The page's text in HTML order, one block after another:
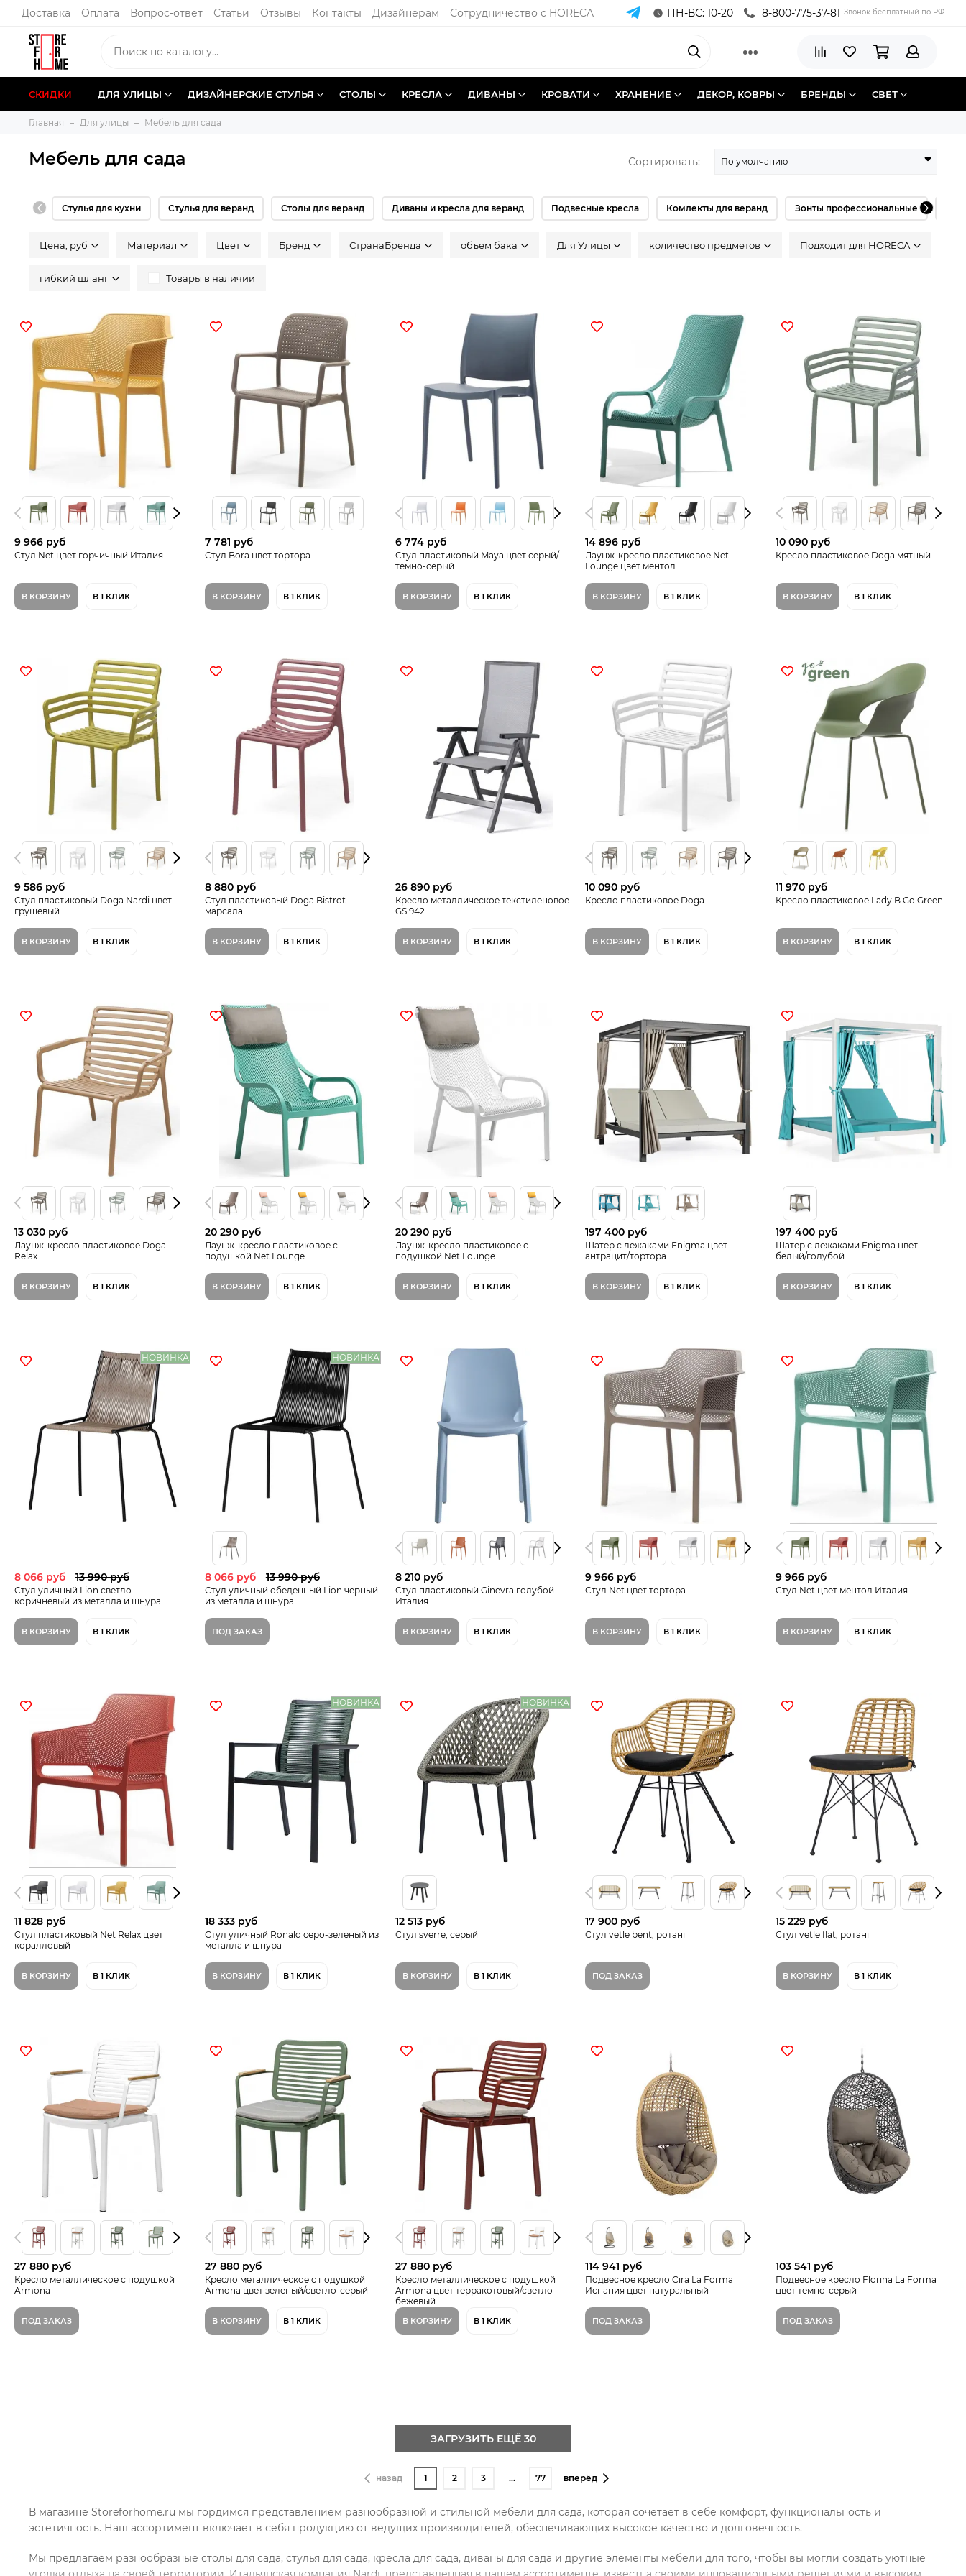
Доставка Оплата Вопрос-ответ Статьи Отзывы Контакты Дизайнерам Сотрудничество с HORECA ПН-ВС: 10-20 8-800-775-37-81 Звонок бесплатный по РФ
СКИДКИ ДЛЯ УЛИЦЫ ДИЗАЙНЕРСКИЕ СТУЛЬЯ СТОЛЫ КРЕСЛА ДИВАНЫ КРОВАТИ ХРАНЕНИЕ ДЕКОР, КОВРЫ БРЕНДЫ СВЕТ
Главная Для улицы Мебель для сада
Мебель для сада Сортировать:
Стулья для кухни Стулья для веранд Столы для веранд Диваны и кресла для веранд Подвесные кресла Комлекты для веранд Зонты профессиональные
Цена, руб Материал Цвeт Бренд СтранаБренда объем бака Для Улицы количество предметов Подходит для HORECA
гибкий шланг Товары в наличии
9 966 руб
Стул Net цвет горчичный Италия
В КОРЗИНУ В 1 КЛИК
7 781 руб
Стул Bora цвет тортора
В КОРЗИНУ В 1 КЛИК
6 774 руб
Стул пластиковый Maya цвет серый/
темно-серый
В КОРЗИНУ В 1 КЛИК
14 896 руб
Лаунж-кресло пластиковое Net
Lounge цвет ментол
В КОРЗИНУ В 1 КЛИК
10 090 руб
Кресло пластиковое Doga мятный
В КОРЗИНУ В 1 КЛИК
9 586 руб
Стул пластиковый Doga Nardi цвет
грушевый
В КОРЗИНУ В 1 КЛИК
8 880 руб
Стул пластиковый Doga Bistrot
марсала
В КОРЗИНУ В 1 КЛИК
26 890 руб
Кресло металлическое текстиленовое
GS 942
В КОРЗИНУ В 1 КЛИК
10 090 руб
Кресло пластиковое Doga
В КОРЗИНУ В 1 КЛИК
11 970 руб
Кресло пластиковое Lady B Go Green
В КОРЗИНУ В 1 КЛИК
13 030 руб
Лаунж-кресло пластиковое Doga
Relax
В КОРЗИНУ В 1 КЛИК
20 290 руб
Лаунж-кресло пластиковое с
подушкой Net Lounge
В КОРЗИНУ В 1 КЛИК
20 290 руб
Лаунж-кресло пластиковое с
подушкой Net Lounge
В КОРЗИНУ В 1 КЛИК
197 400 руб
Шатер с лежаками Enigma цвет
антрацит/тортора
В КОРЗИНУ В 1 КЛИК
197 400 руб
Шатер с лежаками Enigma цвет
белый/голубой
В КОРЗИНУ В 1 КЛИК
НОВИНКА
8 066 руб 13 990 руб
Стул уличный Lion светло-
коричневый из металла и шнура
В КОРЗИНУ В 1 КЛИК
НОВИНКА
8 066 руб 13 990 руб
Стул уличный обеденный Lion черный
из металла и шнура
ПОД ЗАКАЗ
8 210 руб
Стул пластиковый Ginevra голубой
Италия
В КОРЗИНУ В 1 КЛИК
9 966 руб
Стул Net цвет тортора
В КОРЗИНУ В 1 КЛИК
9 966 руб
Стул Net цвет ментол Италия
В КОРЗИНУ В 1 КЛИК
11 828 руб
Стул пластиковый Net Relax цвет
коралловый
В КОРЗИНУ В 1 КЛИК
НОВИНКА
18 333 руб
Стул уличный Ronald серо-зеленый из
металла и шнура
В КОРЗИНУ В 1 КЛИК
НОВИНКА
12 513 руб
Стул sverre, серый
В КОРЗИНУ В 1 КЛИК
17 900 руб
Стул vetle bent, ротанг
ПОД ЗАКАЗ
15 229 руб
Стул vetle flat, ротанг
В КОРЗИНУ В 1 КЛИК
27 880 руб
Кресло металлическое с подушкой
Armona
ПОД ЗАКАЗ
27 880 руб
Кресло металлическое с подушкой
Armona цвет зеленый/светло-серый
В КОРЗИНУ В 1 КЛИК
27 880 руб
Кресло металлическое с подушкой
Armona цвет терракотовый/светло-
бежевый
В КОРЗИНУ В 1 КЛИК
114 941 руб
Подвесное кресло Cira La Forma
Испания цвет натуральный
ПОД ЗАКАЗ
103 541 руб
Подвесное кресло Florina La Forma
цвет темно-серый
ПОД ЗАКАЗ
ЗАГРУЗИТЬ ЕЩЁ 30
назад 1 2 3 … 77 вперёд
В магазине Storeforhome.ru мы гордимся представлением разнообразной и стильной мебели для сада, которая сочетает в себе комфорт, функциональность и
эстетичность. Наш ассортимент включает в себя продукцию от ведущих производителей, обеспечивающих высокое качество и долговечность.
Мы предлагаем разнообразные столы для сада, стулья для сада, кресла для сада, диваны для сада и другие элементы мебели для того, чтобы вы могли создать уютные